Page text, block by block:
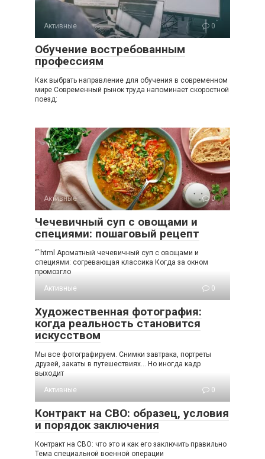
Активные 0
Обучение востребованным
профессиям
Как выбрать направление для обучения в современном
мире Современный рынок труда напоминает скоростной
поезд:
Активные 0
Чечевичный суп с овощами и
специями: пошаговый рецепт
“`html Ароматный чечевичный суп с овощами и
специями: согревающая классика Когда за окном
промозгло
Активные
0
Художественная фотография:
когда реальность становится
искусством
Мы все фотографируем. Снимки завтрака, портреты
друзей, закаты в путешествиях… Но иногда кадр
выходит
Активные
0
Контракт на СВО: образец, условия
и порядок заключения
Контракт на СВО: что это и как его заключить правильно
Тема специальной военной операции